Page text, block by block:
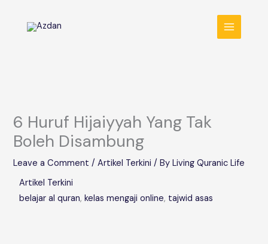
MENU
6 Huruf Hijaiyyah Yang Tak
Boleh Disambung
Leave a Comment /Artikel Terkini / ByLiving Quranic Life
Artikel Terkini
belajar al quran, kelas mengaji online, tajwid asas